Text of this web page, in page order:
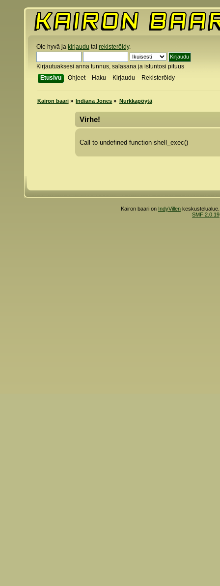
Ole hyvä ja kirjaudu tai rekisteröidy.
Kirjautuaksesi anna tunnus, salasana ja istuntosi pituus
Etusivu
Ohjeet Haku Kirjaudu Rekisteröidy
Kairon baari» Indiana Jones » Nurkkapöytä
Virhe!
Call to undefined function shell_exec()
Kairon baari on IndyVillen
SMF 2.0.19